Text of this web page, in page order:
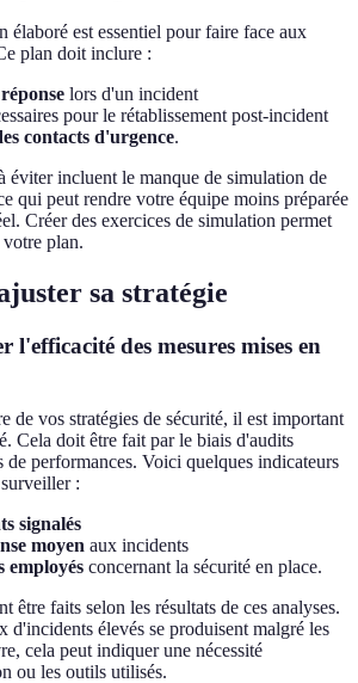
élaboré est essentiel pour faire face aux
plan doit inclure :
lors d'un incident
pour le rétablissement post-incident
contacts d'urgence.
éviter incluent le manque de simulation de
qui peut rendre votre équipe moins préparée
Créer des exercices de simulation permet
plan.
sa stratégie
l'efficacité des mesures mises en
de vos stratégies de sécurité, il est important
Cela doit être fait par le biais d'audits
de performances. Voici quelques indicateurs
:
signalés
moyen aux incidents
employés concernant la sécurité en place.
être faits selon les résultats de ces analyses.
d'incidents élevés se produisent malgré les
cela peut indiquer une nécessité
ou les outils utilisés.